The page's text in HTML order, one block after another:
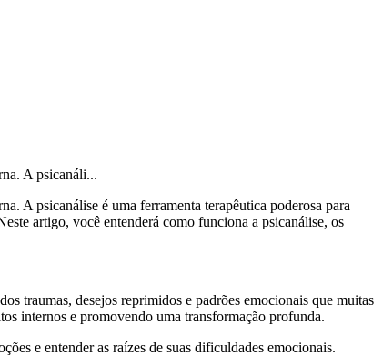
A psicanáli...
A psicanálise é uma ferramenta terapêutica poderosa para
artigo, você entenderá como funciona a psicanálise, os
traumas, desejos reprimidos e padrões emocionais que muitas
internos e promovendo uma transformação profunda.
e entender as raízes de suas dificuldades emocionais.